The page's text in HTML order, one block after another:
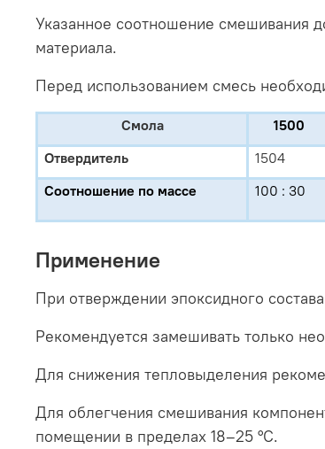
Указанное соотношение смешивания
материала.
Перед использованием смесь
Смола
1500
Отвердитель
1504
Соотношение по массе
100 : 30
Применение
При отверждении эпоксидного
Рекомендуется замешивать только
Для снижения тепловыделения
Для облегчения смешивания
помещении в пределах 18–25 °C.